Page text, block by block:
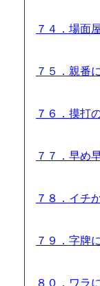
７４．場面
７５．親番
７６．摸打
７７．早め
７８．イチ
７９．字牌
８０．ワラ